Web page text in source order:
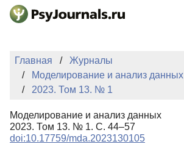
Перейти к основному содержанию
НОВОСТИ
АВТОРЫ
КЛЮЧЕВЫЕ СЛОВА
Регистрация
Главная
Журналы
Моделирование и анализ данных
2023. Том 13. № 1
Моделирование и анализ данных
2023. Том 13. № 1. С. 44–57
doi:10.17759/mda.2023130105